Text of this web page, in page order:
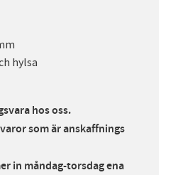
hylsa
hos oss.
som är anskaffnings
in måndag-torsdag ena